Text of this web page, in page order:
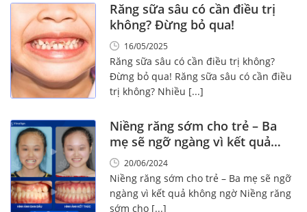
Răng sữa sâu có cần điều trị
không? Đừng bỏ qua!
16/05/2025
Răng sữa sâu có cần điều trị không?
Đừng bỏ qua! Răng sữa sâu có cần điều
trị không? Nhiều [...]
Niềng răng sớm cho trẻ – Ba
mẹ sẽ ngỡ ngàng vì kết quả
không ngờ
20/06/2024
Niềng răng sớm cho trẻ – Ba mẹ sẽ ngỡ
ngàng vì kết quả không ngờ Niềng răng
sớm cho [...]